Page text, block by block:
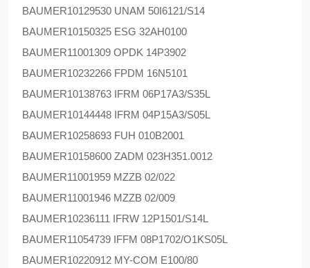
BAUMER10129530 UNAM 50I6121/S14
BAUMER10150325 ESG 32AH0100
BAUMER11001309 OPDK 14P3902
BAUMER10232266 FPDM 16N5101
BAUMER10138763 IFRM 06P17A3/S35L
BAUMER10144448 IFRM 04P15A3/S05L
BAUMER10258693 FUH 010B2001
BAUMER10158600 ZADM 023H351.0012
BAUMER11001959 MZZB 02/022
BAUMER11001946 MZZB 02/009
BAUMER10236111 IFRW 12P1501/S14L
BAUMER11054739 IFFM 08P1702/O1KS05L
BAUMER10220912 MY-COM E100/80